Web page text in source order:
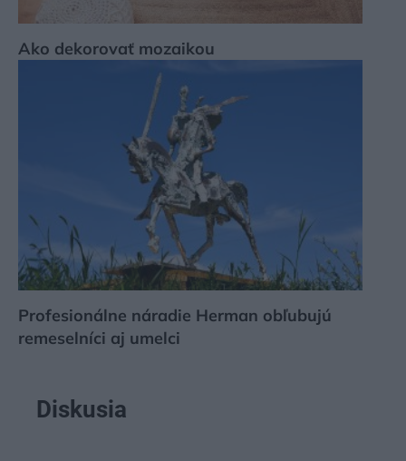
Ako dekorovať mozaikou
Profesionálne náradie Herman obľubujú
remeselníci aj umelci
Diskusia